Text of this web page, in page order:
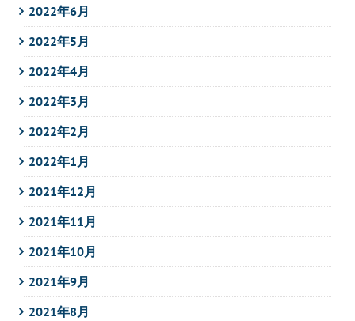
2022年6月
2022年5月
2022年4月
2022年3月
2022年2月
2022年1月
2021年12月
2021年11月
2021年10月
2021年9月
2021年8月